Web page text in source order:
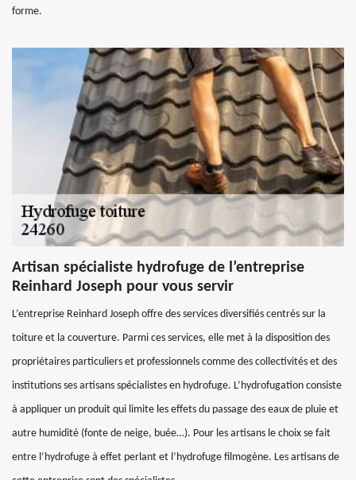
forme.
Artisan spécialiste hydrofuge de l’entreprise
Reinhard Joseph pour vous servir
L’entreprise Reinhard Joseph offre des services diversifiés centrés sur la
toiture et la couverture. Parmi ces services, elle met à la disposition des
propriétaires particuliers et professionnels comme des collectivités et des
institutions ses artisans spécialistes en hydrofuge. L’hydrofugation consiste
à appliquer un produit qui limite les effets du passage des eaux de pluie et
autre humidité (fonte de neige, buée…). Pour les artisans le choix se fait
entre l’hydrofuge à effet perlant et l’hydrofuge filmogène. Les artisans de